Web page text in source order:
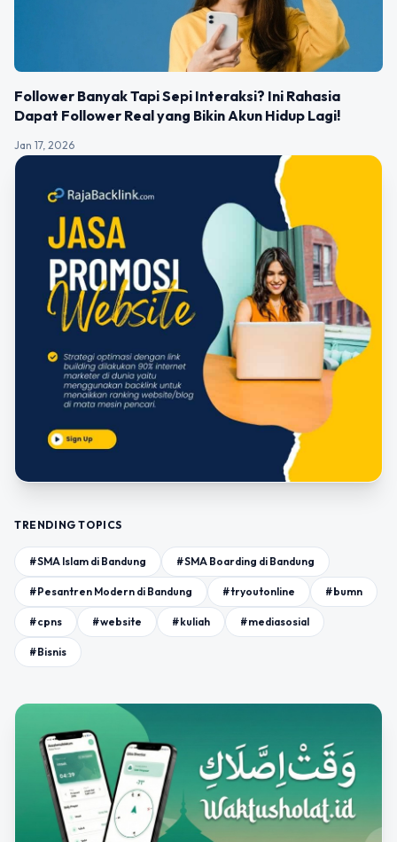
Follower Banyak Tapi Sepi Interaksi? Ini Rahasia
Dapat Follower Real yang Bikin Akun Hidup Lagi!
Jan 17, 2026
TRENDING TOPICS
#SMA Islam di Bandung #SMA Boarding di Bandung
#Pesantren Modern di Bandung #tryoutonline #bumn
#cpns #website #kuliah #mediasosial
#Bisnis